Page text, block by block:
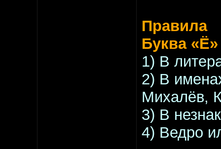
Правила
Буква
1) В
2) В
Михалёв,
3) В
4) Ведро